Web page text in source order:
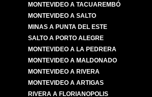
MONTEVIDEO A TACUAREMBÓ
MONTEVIDEO A SALTO
MINAS A PUNTA DEL ESTE
SALTO A PORTO ALEGRE
MONTEVIDEO A LA PEDRERA
MONTEVIDEO A MALDONADO
MONTEVIDEO A RIVERA
MONTEVIDEO A ARTIGAS
RIVERA A FLORIANOPOLIS